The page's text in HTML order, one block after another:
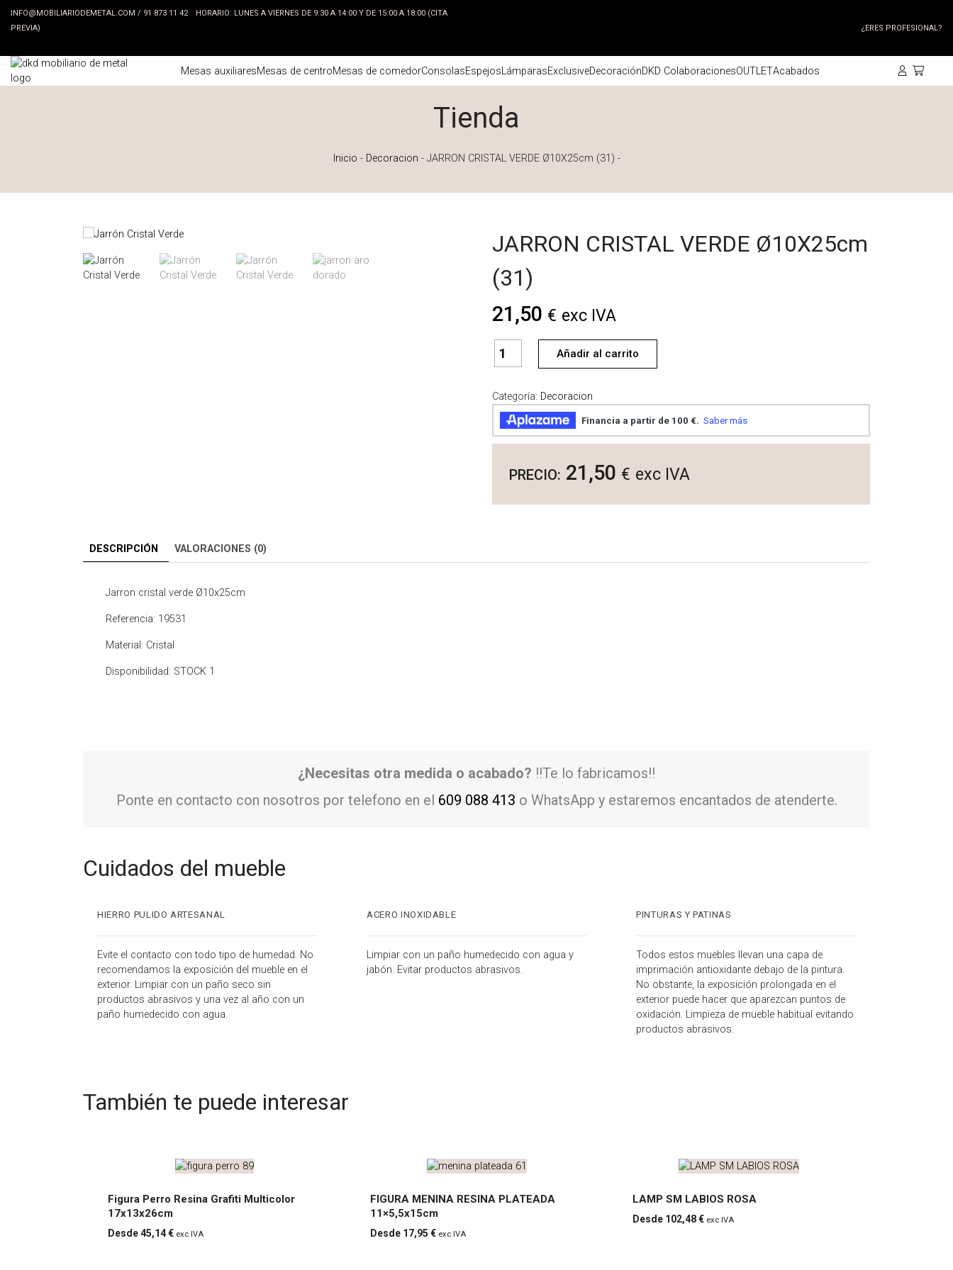
INFO@MOBILIARIODEMETAL.COM / 91 873 11 42
HORARIO: LUNES A VIERNES DE 9:30 A 14:00 Y DE 15:00 A 18:00 (CITA
PREVIA)
¿ERES PROFESIONAL?
Mesas auxiliaresMesas de centroMesas de comedorConsolasEspejosLámparasExclusiveDecoraciónDKD ColaboracionesOUTLETAcabados
Tienda
Inicio - Decoracion - JARRON CRISTAL VERDE Ø10X25cm (31) -
JARRON CRISTAL VERDE Ø10X25cm
(31)
21,50 € exc IVA
JARRON
CRISTAL
Ø10X25cm
(31)
cantidad
Añadir al carrito
Categoría: Decoracion
21,50 € exc IVA
DESCRIPCIÓN VALORACIONES (0)
Jarron cristal verde Ø10x25cm
Referencia: 19531
Material: Cristal
Disponibilidad: STOCK 1
¿Necesitas otra medida o acabado? !!Te lo fabricamos!!
Ponte en contacto con nosotros por telefono en el 609 088 413 o WhatsApp y estaremos encantados de atenderte.
Cuidados del mueble
HIERRO PULIDO ARTESANAL
Evite el contacto con todo tipo de humedad. No
recomendamos la exposición del mueble en el
exterior. Limpiar con un paño seco sin
productos abrasivos y una vez al año con un
paño humedecido con agua.
ACERO INOXIDABLE
Limpiar con un paño humedecido con agua y
jabón. Evitar productos abrasivos.
PINTURAS Y PATINAS
Todos estos muebles llevan una capa de
imprimación antioxidante debajo de la pintura.
No obstante, la exposición prolongada en el
exterior puede hacer que aparezcan puntos de
oxidación. Limpieza de mueble habitual evitando
productos abrasivos.
También te puede interesar
Figu
Figura Perro Resina Grafiti Multicolor
17x13x26cm
45,14€ exc IVA
FIGUR
FIGURA MENINA RESINA PLATEADA
11×5,5x15cm
17,95€ exc IVA
LAMP SM LABIOS ROSA
102,48€ exc IVA